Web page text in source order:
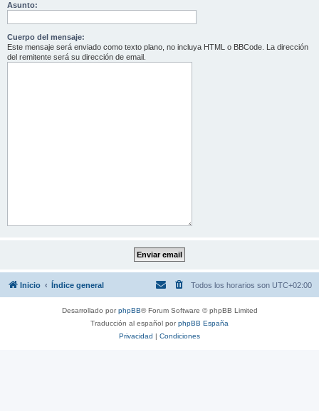
Asunto:
Cuerpo del mensaje:
Este mensaje será enviado como texto plano, no incluya HTML o BBCode. La dirección
del remitente será su dirección de email.
Inicio Índice general Todos los horarios son UTC+02:00
Desarrollado porphpBB® Forum Software © phpBB Limited
Traducción al español porphpBB España
Privacidad | Condiciones